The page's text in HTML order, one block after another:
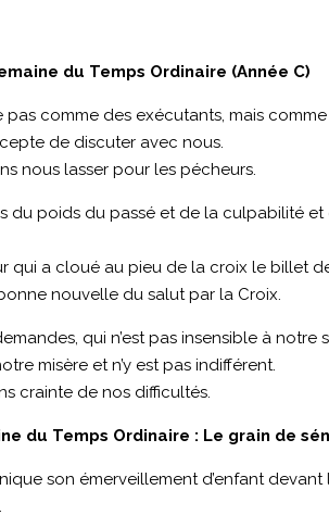
du Temps Ordinaire (Année C)
pas comme des exécutants, mais
de discuter avec nous.
nous lasser pour les pécheurs.
du poids du passé et de la culpabilité
qui a cloué au pieu de la croix le billet
nouvelle du salut par la Croix.
qui n’est pas insensible à notre
misère et n’y est pas indifférent.
crainte de nos difficultés.
du Temps Ordinaire : Le grain de
son émerveillement d’enfant